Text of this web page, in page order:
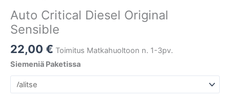
Auto Critical Diesel Original
Sensible
22,00 € Toimitus Matkahuoltoon n. 1-3pv.
Siemeniä Paketissa